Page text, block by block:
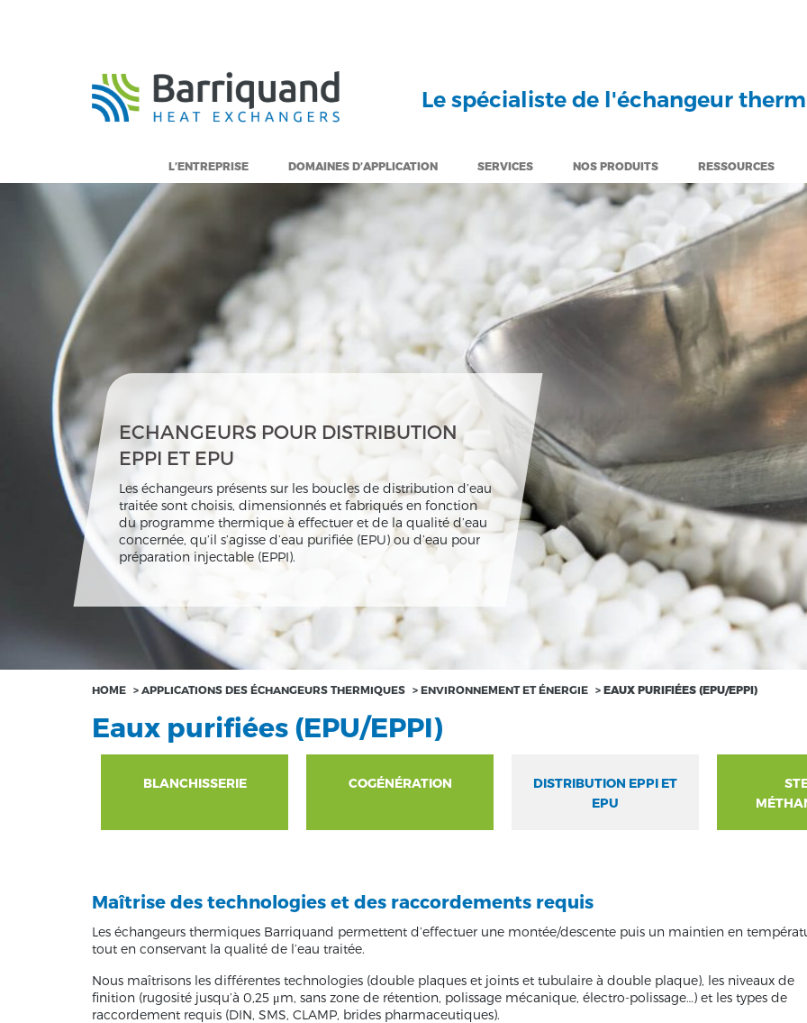
Le spécialiste de l'échangeur
L’ENTREPRISE DOMAINES D’APPLICATION SERVICES NOS PRODUITS RESSOURCES
ECHANGEURS POUR DISTRIBUTION
EPPI ET EPU
Les échangeurs présents sur les boucles de distribution d’eau
traitée sont choisis, dimensionnés et fabriqués en fonction
du programme thermique à effectuer et de la qualité d’eau
concernée, qu’il s’agisse d’eau purifiée (EPU) ou d’eau pour
préparation injectable (EPPI).
HOME > APPLICATIONS DES ÉCHANGEURS THERMIQUES > ENVIRONNEMENT ET ÉNERGIE > EAUX PURIFIÉES (EPU/EPPI)
Eaux purifiées (EPU/EPPI)
BLANCHISSERIE COGÉNÉRATION
DISTRIBUTION EPPI ET
EPU
Maîtrise des technologies et des raccordements requis
Les échangeurs thermiques Barriquand permettent d’effectuer une montée/descente puis un maintien en
tout en conservant la qualité de l’eau traitée.
Nous maîtrisons les différentes technologies (double plaques et joints et tubulaire à double plaque), les niveaux de
finition (rugosité jusqu’à 0,25 μm, sans zone de rétention, polissage mécanique, électro-polissage…) et les types de
raccordement requis (DIN, SMS, CLAMP, brides pharmaceutiques).